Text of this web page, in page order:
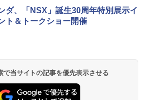
ダ、「NSX」誕生30周年特別展示イ
ト＆トークショー開催
で当サイトの記事を優先表示させる